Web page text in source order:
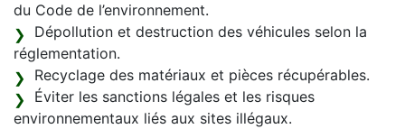
du Code de l’environnement.
Dépollution et destruction des véhicules selon la
réglementation.
Recyclage des matériaux et pièces récupérables.
Éviter les sanctions légales et les risques
environnementaux liés aux sites illégaux.